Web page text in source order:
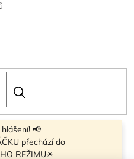
📢
přechází do
REŽIMU☀